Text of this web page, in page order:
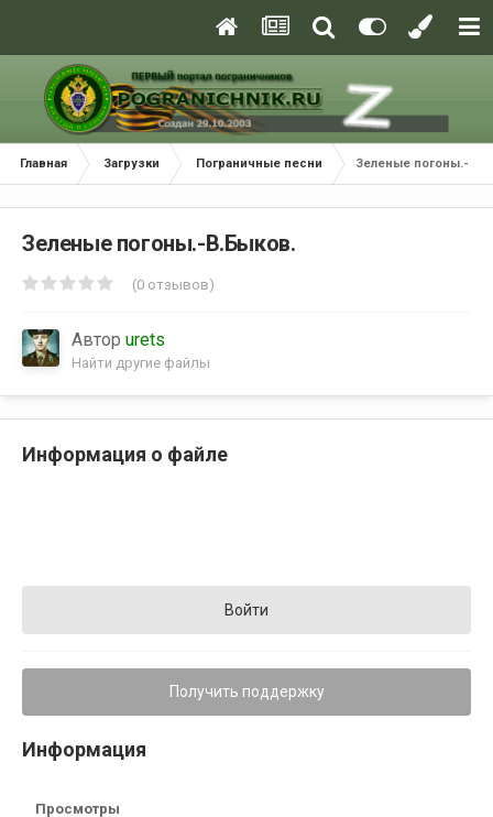
Главная Загрузки Пограничные песни Зеленые погоны.-
Зеленые погоны.-В.Быков.
(0 отзывов)
Автор urets
Найти другие файлы
Информация о файле
Войти
Получить поддержку
Информация
Просмотры